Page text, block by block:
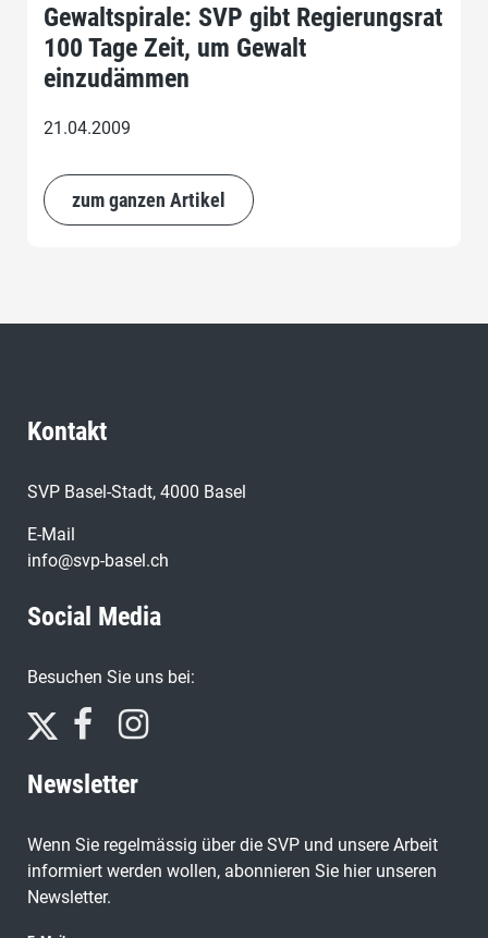
Gewaltspirale: SVP gibt Regierungsrat
100 Tage Zeit, um Gewalt
einzudämmen
21.04.2009
zum ganzen Artikel
Kontakt
SVP Basel-Stadt, 4000 Basel
E-Mail
info@svp-basel.ch
Social Media
Besuchen Sie uns bei:
Newsletter
Wenn Sie regelmässig über die SVP und unsere Arbeit
informiert werden wollen, abonnieren Sie hier unseren
Newsletter.